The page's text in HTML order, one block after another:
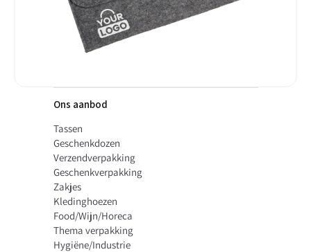
Ons aanbod
Tassen
Geschenkdozen
Verzendverpakking
Geschenkverpakking
Zakjes
Kledinghoezen
Food/Wijn/Horeca
Thema verpakking
Hygiëne/Industrie